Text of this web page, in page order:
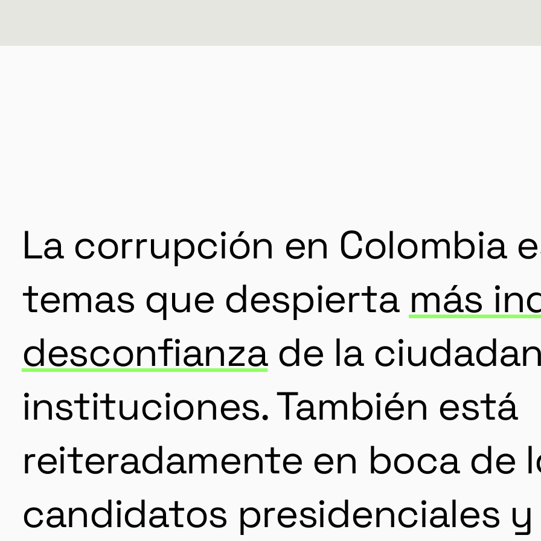
La corrupción en Colombia
temas que despierta más
desconfianzade la
instituciones. También está
reiteradamente en boca de
candidatos presidenciales